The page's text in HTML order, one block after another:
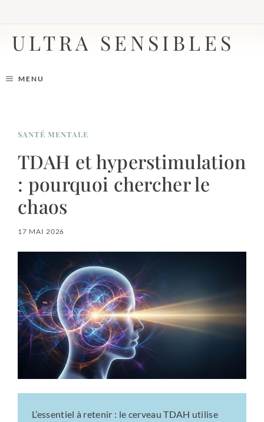
contenu
ULTRA SENSIBLES
MENU
SANTÉ MENTALE
TDAH et hyperstimulation
: pourquoi chercher le
chaos
17 MAI 2026
L’essentiel à retenir : le cerveau TDAH utilise